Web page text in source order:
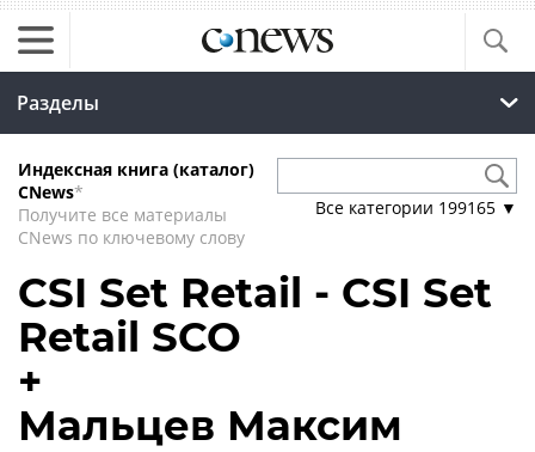
Разделы
Индексная книга (каталог)
CNews*
Получите все материалы
CNews по ключевому слову
Все категории 199165 ▼
CSI Set Retail - CSI Set
Retail SCO
+
Мальцев Максим